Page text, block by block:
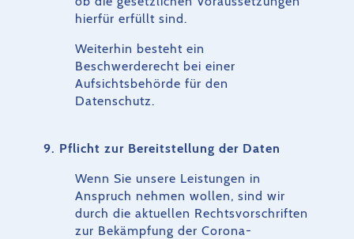
hierfür erfüllt sind.
Weiterhin besteht ein
Beschwerderecht bei einer
Aufsichtsbehörde für den
Datenschutz.
9. Pflicht zur Bereitstellung der Daten
Wenn Sie unsere Leistungen in
Anspruch nehmen wollen, sind wir
durch die aktuellen Rechtsvorschriften
zur Bekämpfung der Corona-